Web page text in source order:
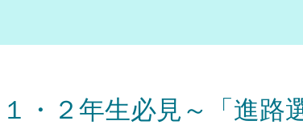
１・２年生必見～「進